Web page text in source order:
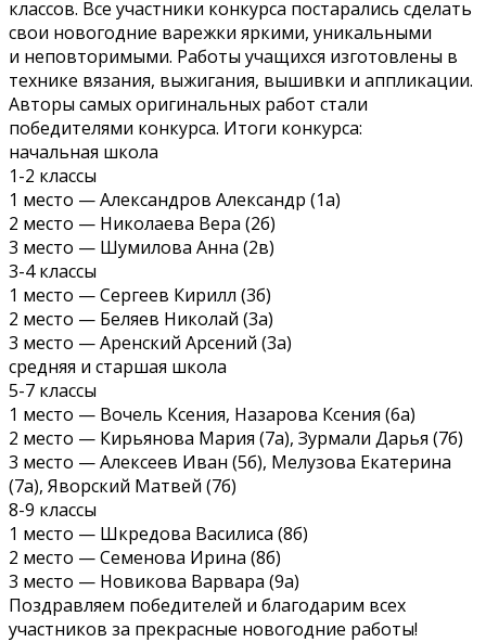
классов. Все участники конкурса постарались сделать
свои новогодние варежки яркими, уникальными
и неповторимыми. Работы учащихся изготовлены в
технике вязания, выжигания, вышивки и аппликации.
Авторы самых оригинальных работ стали
победителями конкурса. Итоги конкурса:
начальная школа
1-2 классы
1 место — Александров Александр (1а)
2 место — Николаева Вера (2б)
3 место — Шумилова Анна (2в)
3-4 классы
1 место — Сергеев Кирилл (3б)
2 место — Беляев Николай (3а)
3 место — Аренский Арсений (3а)
средняя и старшая школа
5-7 классы
1 место — Вочель Ксения, Назарова Ксения (6а)
2 место — Кирьянова Мария (7а), Зурмали Дарья (7б)
3 место — Алексеев Иван (5б), Мелузова Екатерина
(7а), Яворский Матвей (7б)
8-9 классы
1 место — Шкредова Василиса (8б)
2 место — Семенова Ирина (8б)
3 место — Новикова Варвара (9а)
Поздравляем победителей и благодарим всех
участников за прекрасные новогодние работы!